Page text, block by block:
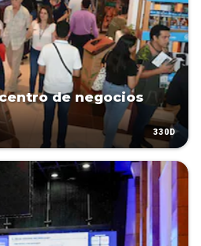
de negocios
330D